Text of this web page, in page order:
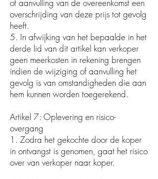
of aanvulling van de overeenkomst een
overschrijding van deze prijs tot gevolg
heeft.
5. In afwijking van het bepaalde in het
derde lid van dit artikel kan verkoper
geen meerkosten in rekening brengen
indien de wijziging of aanvulling het
gevolg is van omstandigheden die aan
hem kunnen worden toegerekend.
Artikel 7: Oplevering en risico-
overgang
1. Zodra het gekochte door de koper
in ontvangst is genomen, gaat het risico
over van verkoper naar koper.